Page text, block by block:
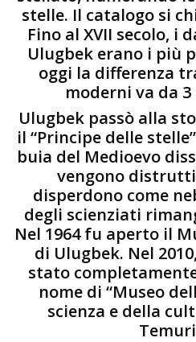
stelle. Il catalogo si
Fino al XVII secolo, i
Ulugbek erano i più
oggi la differenza
moderni va da 3
Ulugbek passò alla
il “Principe delle
buia del Medioevo
vengono
disperdono come
degli scienziati
Nel 1964 fu aperto il
di Ulugbek. Nel
stato
nome di “Museo
scienza e della